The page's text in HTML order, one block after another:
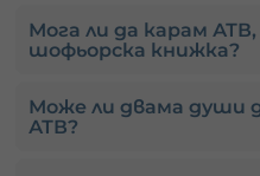
Мога ли да карам
шофьорска книжка?
Може ли двама души
АТВ?